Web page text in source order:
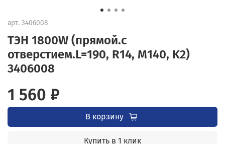
арт. 3406008
ТЭН 1800W (прямой.с
отверстием.L=190, R14, M140, K2)
3406008
1 560 ₽
В корзину
Купить в 1 клик